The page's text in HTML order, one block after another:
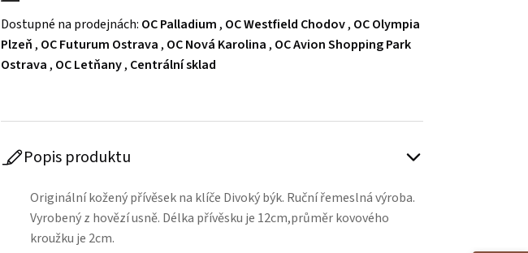
Dostupné na prodejnách: OC Palladium , OC Westfield Chodov, OC Olympia
Plzeň , OC Futurum Ostrava , OC Nová Karolina , OC Avion Shopping Park
Ostrava , OC Letňany, Centrální sklad
Popis produktu
Originální kožený přívěsek na klíče Divoký býk. Ruční řemeslná výroba.
Vyrobený z hovězí usně. Délka přívěsku je 12cm,průměr kovového
kroužku je 2cm.